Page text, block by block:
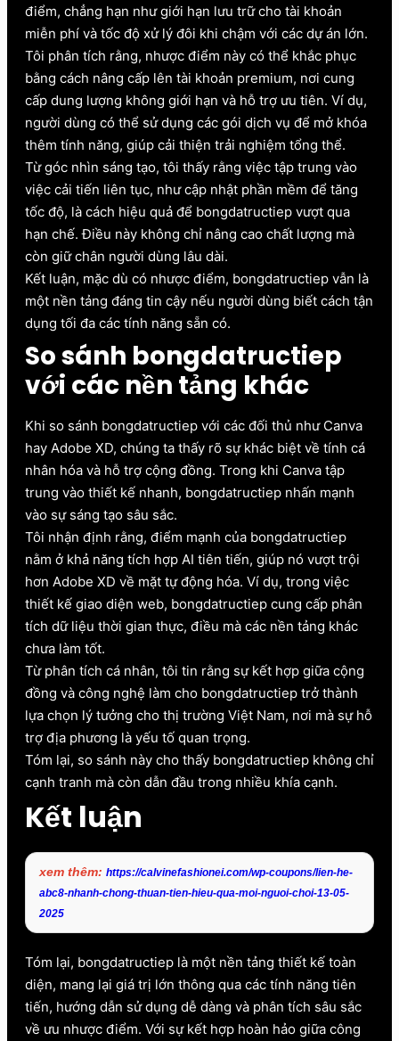
điểm, chẳng hạn như giới hạn lưu trữ cho tài khoản
miễn phí và tốc độ xử lý đôi khi chậm với các dự án lớn.
Tôi phân tích rằng, nhược điểm này có thể khắc phục
bằng cách nâng cấp lên tài khoản premium, nơi cung
cấp dung lượng không giới hạn và hỗ trợ ưu tiên. Ví dụ,
người dùng có thể sử dụng các gói dịch vụ để mở khóa
thêm tính năng, giúp cải thiện trải nghiệm tổng thể.
Từ góc nhìn sáng tạo, tôi thấy rằng việc tập trung vào
việc cải tiến liên tục, như cập nhật phần mềm để tăng
tốc độ, là cách hiệu quả để bongdatructiep vượt qua
hạn chế. Điều này không chỉ nâng cao chất lượng mà
còn giữ chân người dùng lâu dài.
Kết luận, mặc dù có nhược điểm, bongdatructiep vẫn là
một nền tảng đáng tin cậy nếu người dùng biết cách tận
dụng tối đa các tính năng sẵn có.
So sánh bongdatructiep
với các nền tảng khác
Khi so sánh bongdatructiep với các đối thủ như Canva
hay Adobe XD, chúng ta thấy rõ sự khác biệt về tính cá
nhân hóa và hỗ trợ cộng đồng. Trong khi Canva tập
trung vào thiết kế nhanh, bongdatructiep nhấn mạnh
vào sự sáng tạo sâu sắc.
Tôi nhận định rằng, điểm mạnh của bongdatructiep
nằm ở khả năng tích hợp AI tiên tiến, giúp nó vượt trội
hơn Adobe XD về mặt tự động hóa. Ví dụ, trong việc
thiết kế giao diện web, bongdatructiep cung cấp phân
tích dữ liệu thời gian thực, điều mà các nền tảng khác
chưa làm tốt.
Từ phân tích cá nhân, tôi tin rằng sự kết hợp giữa cộng
đồng và công nghệ làm cho bongdatructiep trở thành
lựa chọn lý tưởng cho thị trường Việt Nam, nơi mà sự hỗ
trợ địa phương là yếu tố quan trọng.
Tóm lại, so sánh này cho thấy bongdatructiep không chỉ
cạnh tranh mà còn dẫn đầu trong nhiều khía cạnh.
Kết luận
xem thêm: https://calvinefashionei.com/wp-coupons/lien-he-
abc8-nhanh-chong-thuan-tien-hieu-qua-moi-nguoi-choi-13-05-
2025
Tóm lại, bongdatructiep là một nền tảng thiết kế toàn
diện, mang lại giá trị lớn thông qua các tính năng tiên
tiến, hướng dẫn sử dụng dễ dàng và phân tích sâu sắc
về ưu nhược điểm. Với sự kết hợp hoàn hảo giữa công